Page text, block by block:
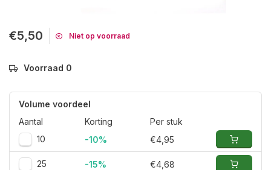
€5,50 Niet op voorraad
Voorraad 0
Volume voordeel
Aantal
Korting
Per stuk
10
-10% €4,95
25 -15% €4,68